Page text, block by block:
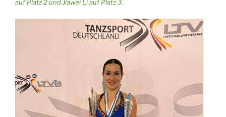
auf Platz 2 und Jiawei Li auf Platz 3.